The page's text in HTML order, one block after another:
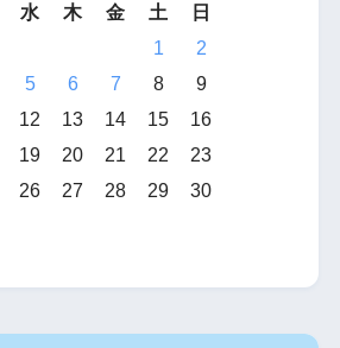
水 木 金 土
日
1
2
5 6 7 8
9
12 13 14 15
16
19 20 21 22
23
26 27 28 29
30